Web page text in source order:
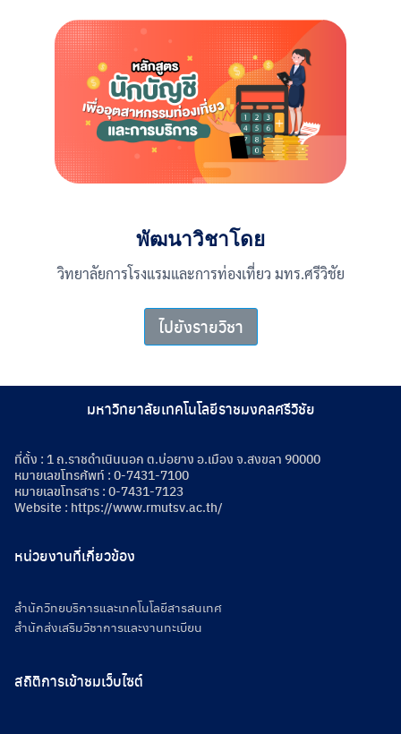
Search
พัฒนาวิชาโดย
วิทยาลัยการโรงแรมและการท่องเที่ยว มทร.ศรีวิชัย
ไปยังรายวิชา
มหาวิทยาลัยเทคโนโลยีราชมงคลศรีวิชัย
ที่ตั้ง : 1 ถ.ราชดำเนินนอก ต.บ่อยาง อ.เมือง จ.สงขลา 90000
หมายเลขโทรศัพท์ : 0-7431-7100
หมายเลขโทรสาร : 0-7431-7123
Website : https://www.rmutsv.ac.th/
หน่วยงานที่เกี่ยวข้อง
สำนักวิทยบริการและเทคโนโลยีสารสนเทศ
สำนักส่งเสริมวิชาการและงานทะเบียน
สถิติการเข้าชมเว็บไซต์